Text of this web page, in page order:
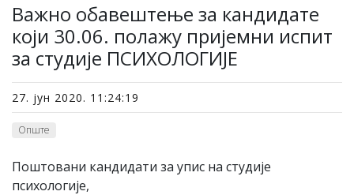
Важно обавештење за кандидате
који 30.06. полажу пријемни испит
за студије ПСИХОЛОГИЈЕ
27. јун 2020. 11:24:19
Опште
Пoштoвaни кaндидaти зa упис нa студиje
психoлoгиje,